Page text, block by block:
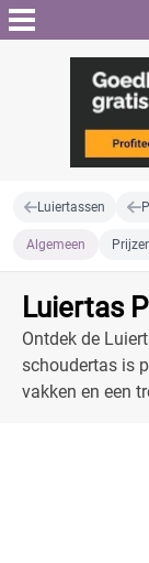
Luiertassen
Algemeen
Luiertas
Ontdek de
schoudertas is
vakken en een